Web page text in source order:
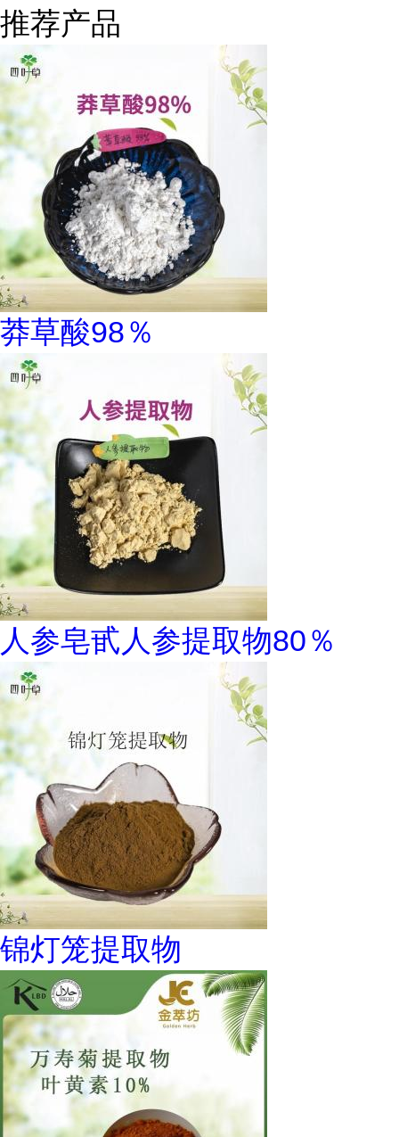
推荐产品
莽草酸98％
人参皂甙人参提取物80％
锦灯笼提取物